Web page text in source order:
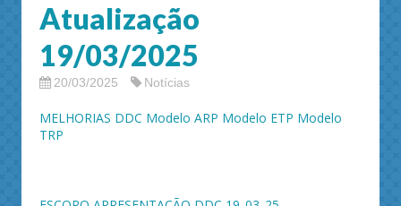
Atualização
19/03/2025
20/03/2025 Notícias
MELHORIAS DDC Modelo ARP Modelo ETP Modelo
TRP